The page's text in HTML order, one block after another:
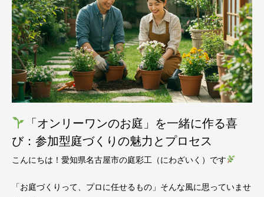
「オンリーワンのお庭」を一緒に作る喜
び：参加型庭づくりの魅力とプロセス
こんにちは！愛知県名古屋市の庭彩工（にわざいく）です
「お庭づくりって、プロに任せるもの」そんな風に思っていませ